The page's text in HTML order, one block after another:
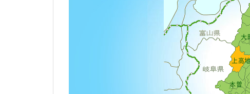
大
上高
木曽